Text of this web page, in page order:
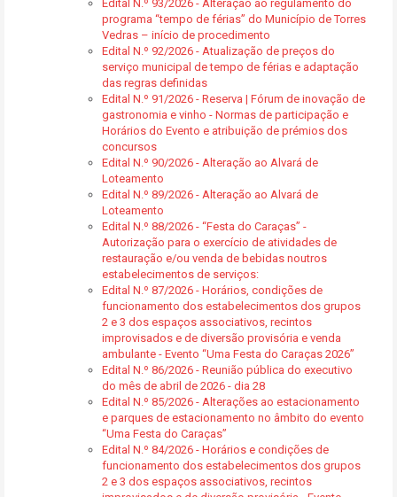
Edital N.º 93/2026 - Alteração ao regulamento do
programa “tempo de férias” do Município de Torres
Vedras – início de procedimento
Edital N.º 92/2026 - Atualização de preços do
serviço municipal de tempo de férias e adaptação
das regras definidas
Edital N.º 91/2026 - Reserva | Fórum de inovação de
gastronomia e vinho - Normas de participação e
Horários do Evento e atribuição de prémios dos
concursos
Edital N.º 90/2026 - Alteração ao Alvará de
Loteamento
Edital N.º 89/2026 - Alteração ao Alvará de
Loteamento
Edital N.º 88/2026 - “Festa do Caraças” -
Autorização para o exercício de atividades de
restauração e/ou venda de bebidas noutros
estabelecimentos de serviços:
Edital N.º 87/2026 - Horários, condições de
funcionamento dos estabelecimentos dos grupos
2 e 3 dos espaços associativos, recintos
improvisados e de diversão provisória e venda
ambulante - Evento “Uma Festa do Caraças 2026”
Edital N.º 86/2026 - Reunião pública do executivo
do mês de abril de 2026 - dia 28
Edital N.º 85/2026 - Alterações ao estacionamento
e parques de estacionamento no âmbito do evento
“Uma Festa do Caraças”
Edital N.º 84/2026 - Horários e condições de
funcionamento dos estabelecimentos dos grupos
2 e 3 dos espaços associativos, recintos